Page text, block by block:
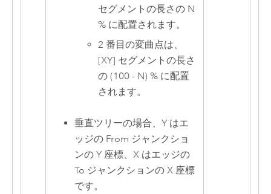
セグメントの長さの N
% に配置されます。
2 番目の変曲点は、
[XY] セグメントの長さ
の (100 - N) % に配置
されます。
垂直ツリーの場合、Y はエ
ッジの From ジャンクショ
ンの Y 座標、X はエッジの
To ジャンクションの X 座標
です。